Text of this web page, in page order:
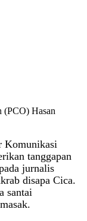
(PCO) Hasan
Komunikasi
tanggapan
jurnalis
disapa Cica.
santai